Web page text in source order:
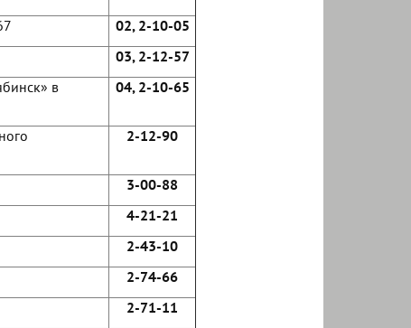
02, 2-10-05
03, 2-12-57
в
04, 2-10-65
2-12-90
3-00-88
4-21-21
2-43-10
2-74-66
2-71-11